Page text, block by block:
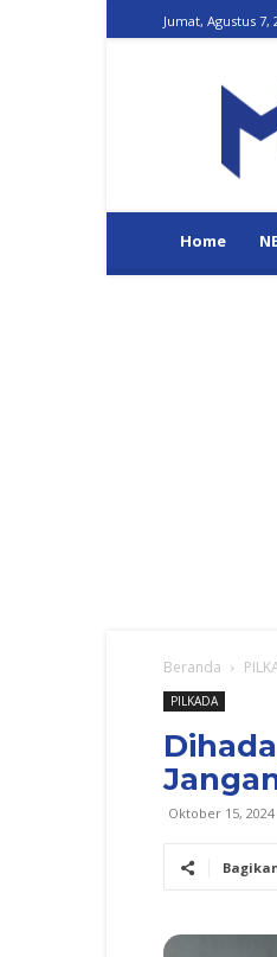
Jumat, Agustus 7,
Home
Beranda
PILKADA
Oktober 15, 2024